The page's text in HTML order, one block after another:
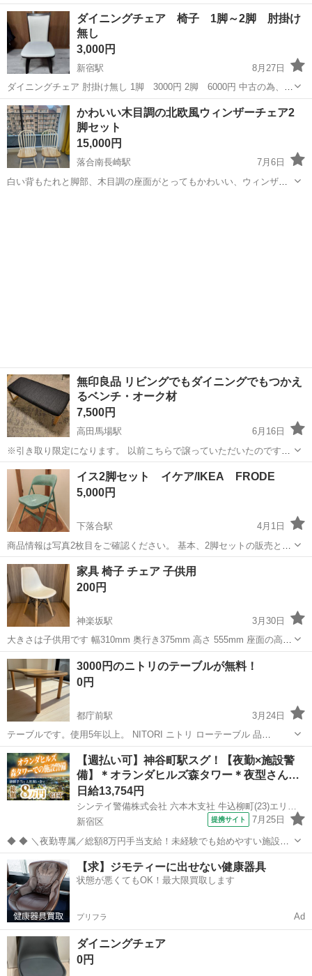
傷、汚れ気にならない方。 西新宿7丁目まで取りに来られる方よろし
くお願いいたします。 受け渡しの時間帯は毎日15:00-23：0...
東京 新宿区 新宿駅 ダイニング
ダイニングチェア 椅子 1脚～2脚 肘掛け
無し
3,000円
新宿駅
8月27日
ダイニングチェア 肘掛け無し 1脚 3000円 2脚 6000円 中古の為、
傷、汚れ気にならない方。 西新宿7丁目まで取りに来られる方よろし
くお願いいたします。 受け渡しの時間帯は毎日15:00-23：0...
東京 新宿区 新宿駅 椅子 ダイニング
かわいい木目調の北欧風ウィンザーチェア2
脚セット
15,000円
落合南長崎駅
7月6日
白い背もたれと脚部、木目調の座面がとってもかわいい、ウィンザー
無印良品 リビングでもダイニングでもつかえ
るベンチ・オーク材
7,500円
高田馬場駅
6月16日
※引き取り限定になります。 以前こちらで譲っていただいたのです
が、家に家具が増えてきたため出品いたします。 サイズがとてもちょ
うどよく、部屋を圧迫せず2人でもゆったり座れるいいベンチです。
東京 新宿区 高田馬場駅 椅子
イス2脚セット イケア/IKEA FRODE
5,000円
下落合駅
4月1日
商品情報は写真2枚目をご確認ください。 基本、2脚セットの販売とな
ります。 写真は1脚分になりますが、2脚目も同等の状態となります。
東京 新宿区 下落合駅 椅子 イケア
家具 椅子 チェア 子供用
200円
神楽坂駅
3月30日
大きさは子供用です 幅310mm 奥行き375mm 高さ 555mm 座面の高さ
335mm アルコールで清拭しましたが少し落ちない汚れもあります 裏
面金具にやや錆びありです 3歳20kg100cmの子供がぴったり座れま
す...
東京 新宿区 神楽坂駅 椅子 ダイニング
3000円のニトリのテーブルが無料！
0円
都庁前駅
3月24日
テーブルです。使用5年以上。 NITORI ニトリ ローテーブル 品
番:8760737 サイズ:幅850 奥行550 高さ330 川口駅から徒歩3分程度の
家に取りに来てください。 板と足4本に分解して渡します。 引っ越...
東京 新宿区 都庁前駅 椅子 ニトリ
【週払い可】神谷町駅スグ！【夜勤×施設警
備】＊オランダヒルズ森タワー＊夜型さん…
日給13,754円
シンテイ警備株式会社 六本木支社 牛込柳町(23)エリア/A3203200117
新宿区
提携サイト 7月25日
◆ ◆ ＼夜勤専属／総額8万円手当支給！未経験でも始めやすい施設警
備のお仕事 お仕事は20時～勤務出来るので Wワークなども両立しなが
ら勤務も！ 月収27万円以上も可能♪ 安定収入で生活も安心です★ ＼未
経験スタートで...
東京 新宿区 警備員
【求】ジモティーに出せない健康器具
状態が悪くてもOK！最大限買取します
プリフラ Ad
ダイニングチェア
0円